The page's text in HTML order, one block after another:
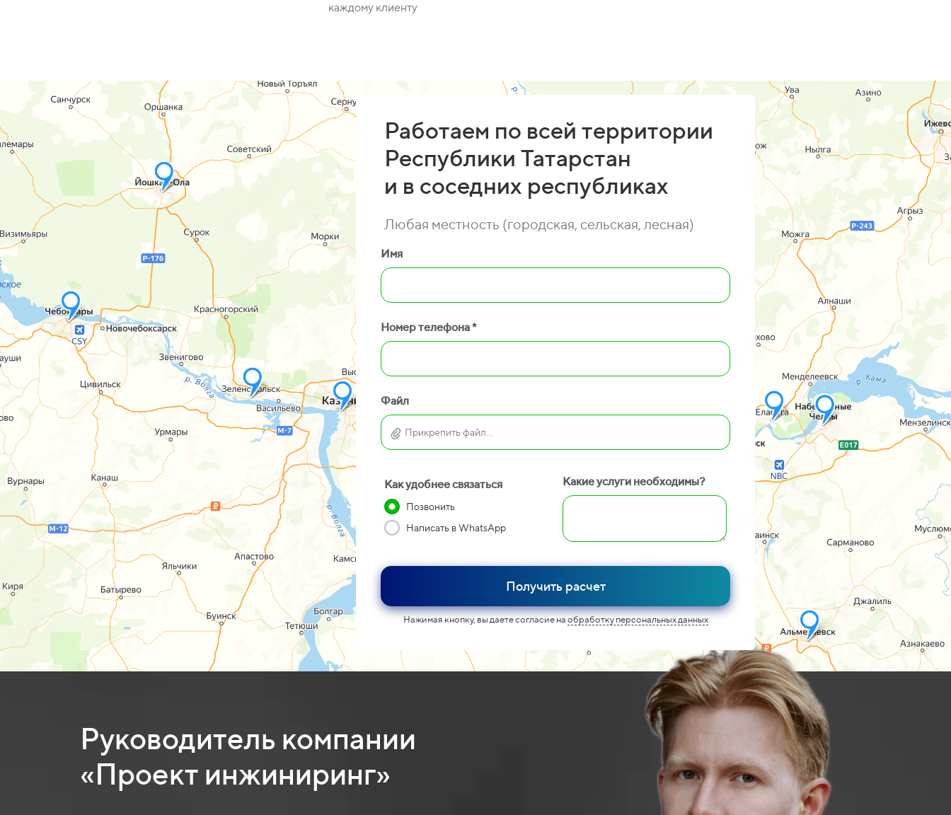
каждому клиенту
Работаем по всей территории
Республики Татарстан
и в соседних республиках
Любая местность (городская, сельская, лесная)
Имя
Номер телефона *
Файл
Прикрепить файл...
Как удобнее связаться
Позвонить
Написать в WhatsApp
Какие услуги необходимы?
Получить расчет
Нажимая кнопку, вы даете согласие на обработку персональных данных
Руководитель компании
«Проект инжиниринг»